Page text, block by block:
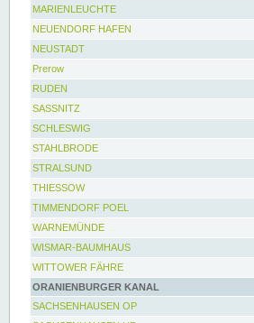
MARIENLEUCHTE
NEUENDORF HAFEN
NEUSTADT
Prerow
RUDEN
SASSNITZ
SCHLESWIG
STAHLBRODE
STRALSUND
THIESSOW
TIMMENDORF POEL
WARNEMÜNDE
WISMAR-BAUMHAUS
WITTOWER FÄHRE
ORANIENBURGER KANAL
SACHSENHAUSEN OP